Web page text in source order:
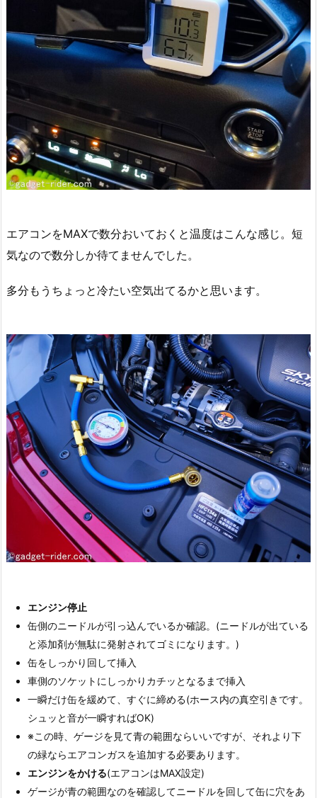
エアコンをMAXで数分おいておくと温度はこんな感じ。短
気なので数分しか待てませんでした。
多分もうちょっと冷たい空気出てるかと思います。
エンジン停止
缶側のニードルが引っ込んでいるか確認。(ニードルが出ている
と添加剤が無駄に発射されてゴミになります。)
缶をしっかり回して挿入
車側のソケットにしっかりカチッとなるまで挿入
一瞬だけ缶を緩めて、すぐに締める(ホース内の真空引きです。
シュッと音が一瞬すればOK)
※この時、ゲージを見て青の範囲ならいいですが、それより下
の緑ならエアコンガスを追加する必要あります。
エンジンをかける(エアコンはMAX設定)
ゲージが青の範囲なのを確認してニードルを回して缶に穴をあ